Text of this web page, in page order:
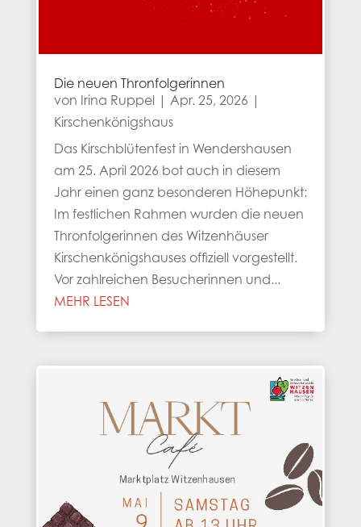
Die neuen Thronfolgerinnen
von Irina Ruppel Apr. 25, 2026
Kirschenkönigshaus
Das Kirschblütenfest in Wendershausen
am 25. April 2026 bot auch in diesem
Jahr einen ganz besonderen Höhepunkt:
Im festlichen Rahmen wurden die neuen
Thronfolgerinnen des Witzenhäuser
Kirschenkönigshauses offiziell vorgestellt.
Vor zahlreichen Besucherinnen und...
MEHR LESEN